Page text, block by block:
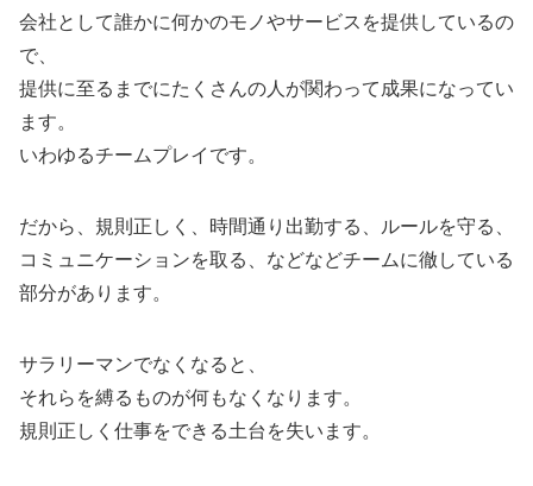
会社として誰かに何かのモノやサービスを提供しているの
で、
提供に至るまでにたくさんの人が関わって成果になってい
ます。
いわゆるチームプレイです。
だから、規則正しく、時間通り出勤する、ルールを守る、
コミュニケーションを取る、などなどチームに徹している
部分があります。
サラリーマンでなくなると、
それらを縛るものが何もなくなります。
規則正しく仕事をできる土台を失います。